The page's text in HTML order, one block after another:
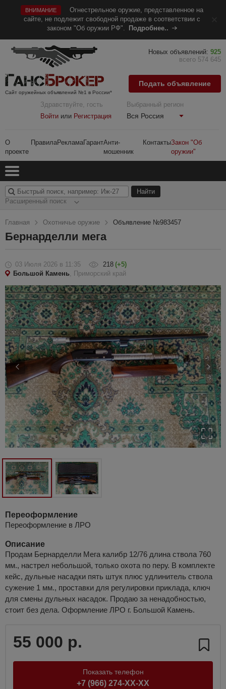
ВНИМАНИЕ
Огнестрельное оружие, представленное на
сайте, не подлежит свободной продаже в соответствии с
законом "Об оружии РФ".
Подробнее..
Сайт оружейных объявлений №1 в России*
Здравствуйте, гость
Войти или Регистрация
Выбранный регион
Вся Россия
О
проекте
ПравилаРекламаГарантАнти-
мошенник
КонтактыЗакон "Об
оружии"
Новых объявлений: 925
всего 574 645
Подать объявление
Расширенный поиск
Главная Охотничье оружие Объявление №983457
Бернарделли мега
03 Июля 2026 в 11:35 218 (+5)
Большой Камень, Приморский край
Переоформление
Переоформление в ЛРО
Описание
Продам Бернарделли Мега калибр 12/76 длина ствола 760
мм., настрел небольшой, только охота по перу. В комплекте
кейс, дульные насадки пять штук плюс удлинитель ствола
сужение 1 мм., проставки для регулировки приклада, ключ
для смены дульных насадок. Продаю за ненадобностью,
стоит без дела. Оформление ЛРО г. Большой Камень.
55 000 р.
Показать телефон
+7 (966) 274-XX-XX